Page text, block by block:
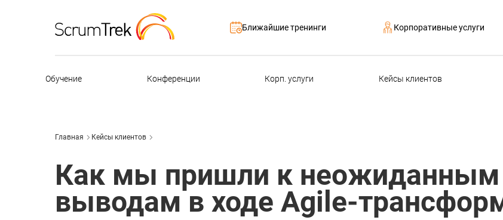
Ближайшие тренинги Корпоративные услуги
Обучение Конференции Корп. услуги Кейсы клиентов
Главная Кейсы клиентов
Как мы пришли к неожиданным
выводам в ходе Agile-